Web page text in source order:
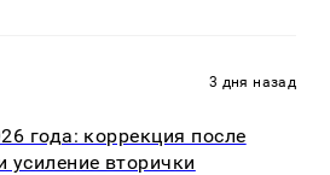
3 дня назад
года: коррекция после
усиление вторички